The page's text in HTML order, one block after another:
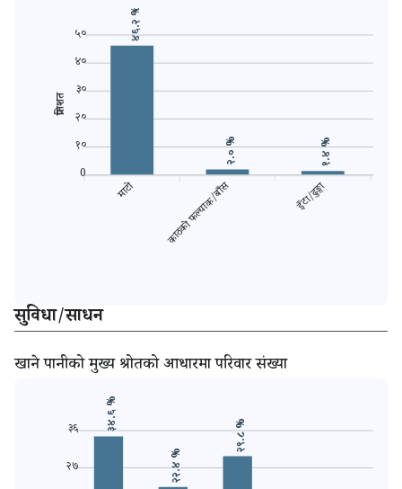
माटो काठको फल्याक/बाँस इँटा/ढुङ्गा
४६.२ %
२.० % १.४ %
५०
४०
३०
२०
१०
0
प्रतिशत
सुविधा/साधन
खाने पानीको मुख्य श्रोतको आधारमा परिवार संख्या
३४.६ %
२२.४ %
२९.८ %
३६
२७